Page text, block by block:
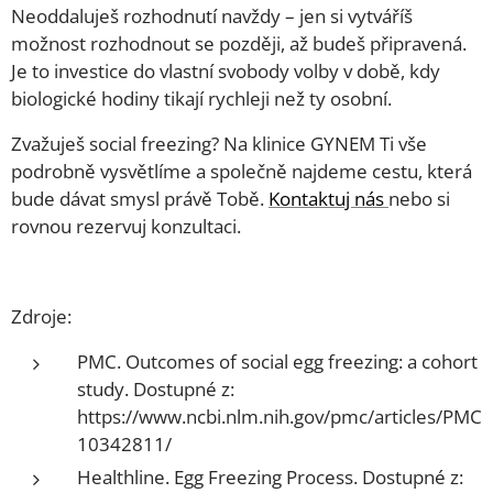
Neoddaluješ rozhodnutí navždy – jen si vytváříš
možnost rozhodnout se později, až budeš připravená.
Je to investice do vlastní svobody volby v době, kdy
biologické hodiny tikají rychleji než ty osobní.
Zvažuješ social freezing? Na klinice GYNEM Ti vše
podrobně vysvětlíme a společně najdeme cestu, která
bude dávat smysl právě Tobě. Kontaktuj nás nebo si
rovnou rezervuj konzultaci.
Zdroje:
PMC. Outcomes of social egg freezing: a cohort
study. Dostupné z:
https://www.ncbi.nlm.nih.gov/pmc/articles/PMC
10342811/
Healthline. Egg Freezing Process. Dostupné z: